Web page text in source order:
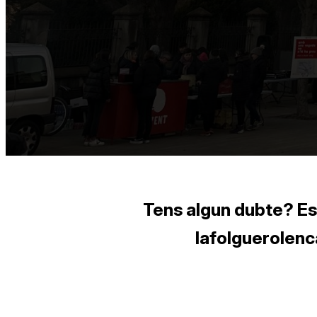
Tens algun dubte?